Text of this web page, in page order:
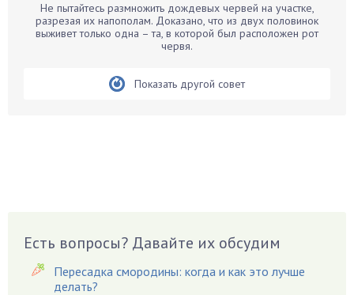
Бархатцы
Бегония
Вешенки
Виноград
Не пытайтесь размножить дождевых червей на участке,
разрезая их напополам. Доказано, что из двух половинок
выживет только одна – та, в которой был расположен рот
червя.
Показать другой совет
Есть вопросы? Давайте их обсудим
Пересадка смородины: когда и как это лучше
делать?